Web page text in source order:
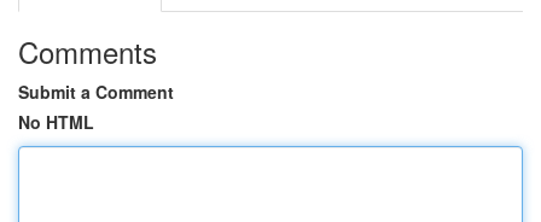
Comments
Submit a Comment
No HTML